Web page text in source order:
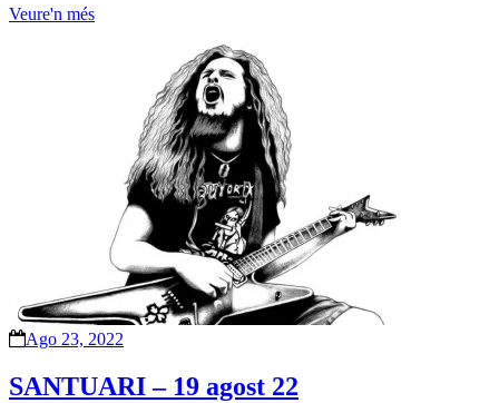
Veure'n més
Ago 23, 2022
SANTUARI – 19 agost 22